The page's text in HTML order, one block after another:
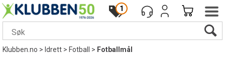
1
Klubben.no> Idrett>Fotball > Fotballmål